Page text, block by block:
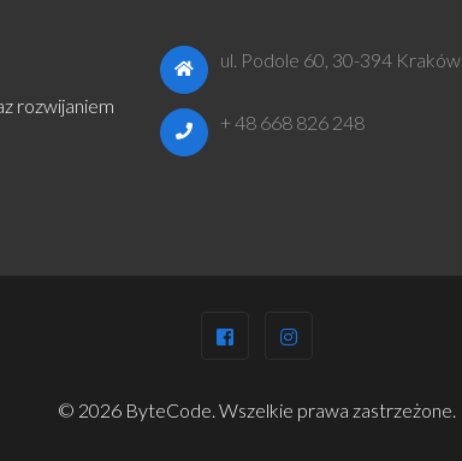
rozwijaniem
ul. Podole 60, 30-394 Kraków
+ 48 668 826 248
© 2026 ByteCode. Wszelkie prawa zastrzeżone.